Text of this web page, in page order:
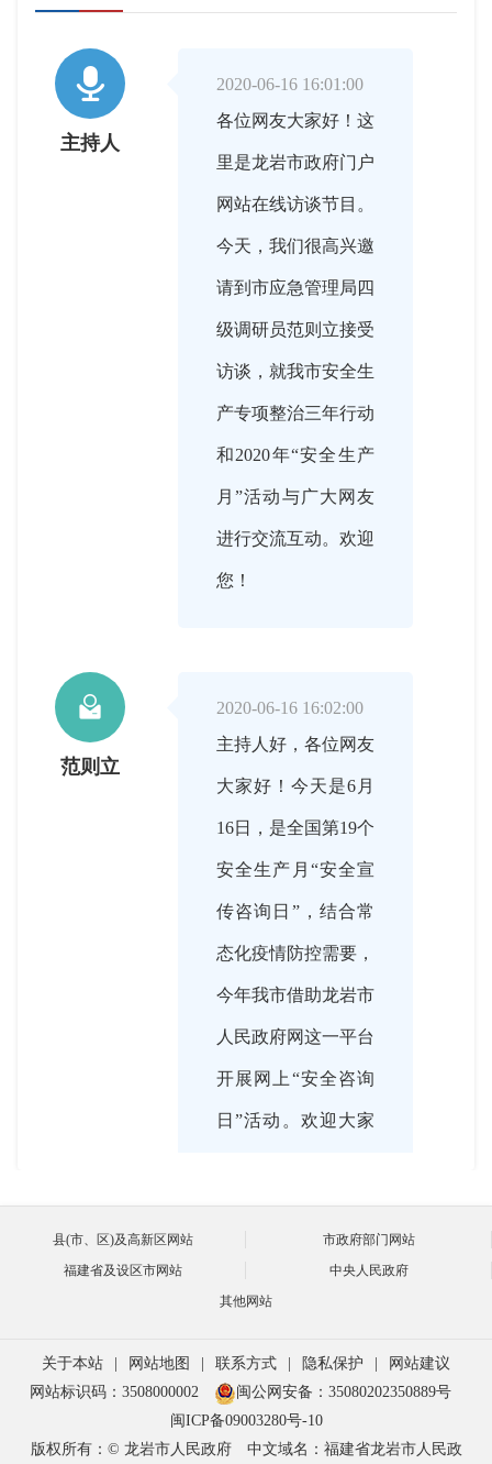

主持人
2020-06-16 16:01:00
各位网友大家好！这
里是龙岩市政府门户
网站在线访谈节目。
今天，我们很高兴邀
请到市应急管理局四
级调研员范则立接受
访谈，就我市安全生
产专项整治三年行动
和2020年“安全生产
月”活动与广大网友
进行交流互动。欢迎
您！

范则立
2020-06-16 16:02:00
主持人好，各位网友
大家好！今天是6月
16日，是全国第19个
安全生产月“安全宣
传咨询日”，结合常
态化疫情防控需要，
今年我市借助龙岩市
人民政府网这一平台
开展网上“安全咨询
日”活动。欢迎大家
交流，我将就网友提
问进行逐一解答！

2020-06-16 16:03:00
今年“安全生产月”活
动的主题是什么？策
县(市、区)及高新区网站
市政府部门网站
福建省及设区市网站
中央人民政府
其他网站
关于本站 网站地图 联系方式 隐私保护
网站建议
网站标识码：3508000002
闽公网安备：35080202350889号
闽ICP备09003280号-10
版权所有：© 龙岩市人民政府
中文域名：福建省龙岩市人民政